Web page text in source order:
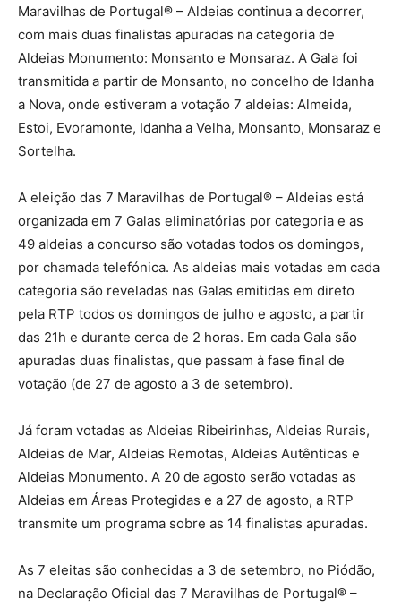
Maravilhas de Portugal® – Aldeias continua a decorrer,
com mais duas finalistas apuradas na categoria de
Aldeias Monumento: Monsanto e Monsaraz. A Gala foi
transmitida a partir de Monsanto, no concelho de Idanha
a Nova, onde estiveram a votação 7 aldeias: Almeida,
Estoi, Evoramonte, Idanha a Velha, Monsanto, Monsaraz e
Sortelha.
A eleição das 7 Maravilhas de Portugal® – Aldeias está
organizada em 7 Galas eliminatórias por categoria e as
49 aldeias a concurso são votadas todos os domingos,
por chamada telefónica. As aldeias mais votadas em cada
categoria são reveladas nas Galas emitidas em direto
pela RTP todos os domingos de julho e agosto, a partir
das 21h e durante cerca de 2 horas. Em cada Gala são
apuradas duas finalistas, que passam à fase final de
votação (de 27 de agosto a 3 de setembro).
Já foram votadas as Aldeias Ribeirinhas, Aldeias Rurais,
Aldeias de Mar, Aldeias Remotas, Aldeias Autênticas e
Aldeias Monumento. A 20 de agosto serão votadas as
Aldeias em Áreas Protegidas e a 27 de agosto, a RTP
transmite um programa sobre as 14 finalistas apuradas.
As 7 eleitas são conhecidas a 3 de setembro, no Piódão,
na Declaração Oficial das 7 Maravilhas de Portugal® –